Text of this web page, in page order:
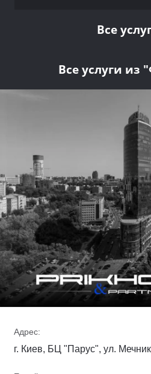
Все
Все услуги из
Адрес:
г. Киев, БЦ "Парус", ул.